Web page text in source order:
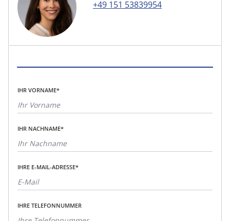
+49 151 53839954
IHR VORNAME*
IHR NACHNAME*
IHRE E-MAIL-ADRESSE*
IHRE TELEFONNUMMER